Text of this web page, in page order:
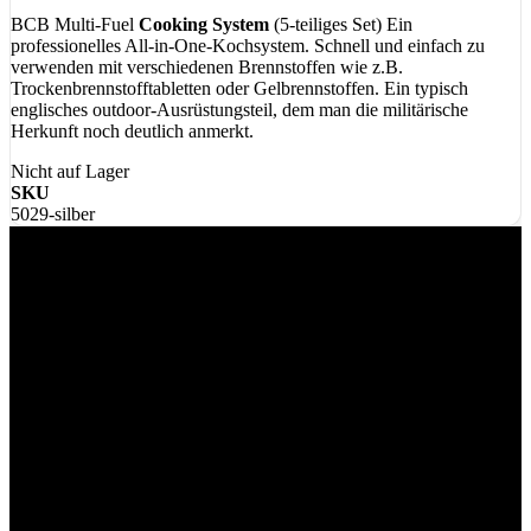
BCB Multi-Fuel Cooking System (5-teiliges Set) Ein
professionelles All-in-One-Kochsystem. Schnell und einfach zu
verwenden mit verschiedenen Brennstoffen wie z.B.
Trockenbrennstofftabletten oder Gelbrennstoffen. Ein typisch
englisches outdoor-Ausrüstungsteil, dem man die militärische
Herkunft noch deutlich anmerkt.
Nicht auf Lager
SKU
5029-silber